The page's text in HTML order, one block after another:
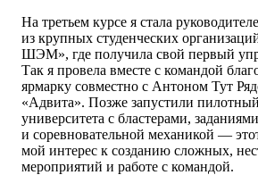
На третьем курсе я стала
из крупных студенческих
ШЭМ», где получила свой первый
Так я провела вместе с командой
ярмарку совместно с Антоном Тут
«Адвита». Позже запустили пилотный
университета с бластерами, заданиями
и соревновательной механикой —
мой интерес к созданию сложных,
мероприятий и работе с командой.